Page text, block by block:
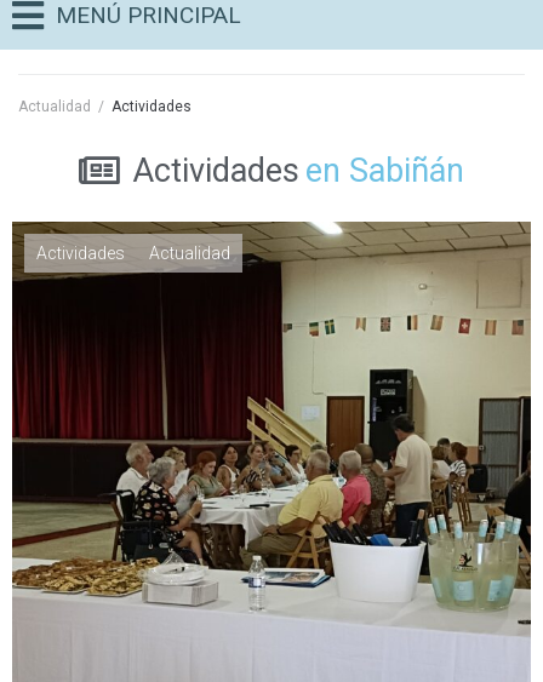
MENÚ PRINCIPAL
Actualidad / Actividades
Actividades en Sabiñán
Actividades Actualidad